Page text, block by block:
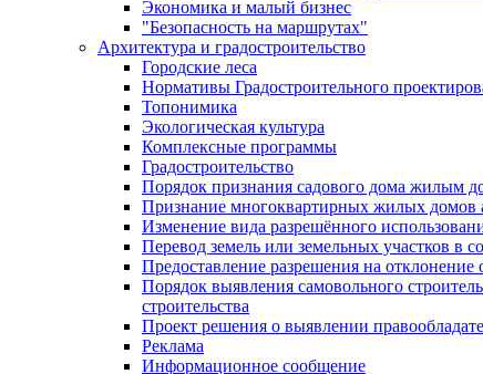
Экономика и малый бизнес
"Безопасность на маршрутах"
Архитектура и градостроительство
Городские леса
Нормативы Градостроительного
Топонимика
Экологическая культура
Комплексные программы
Градостроительство
Порядок признания садового дома жилым
Признание многоквартирных жилых
Изменение вида разрешённого
Перевод земель или земельных участков в
Предоставление разрешения на отклонение
Порядок выявления самовольного
строительства
Проект решения о выявлении
Реклама
Информационное сообщение